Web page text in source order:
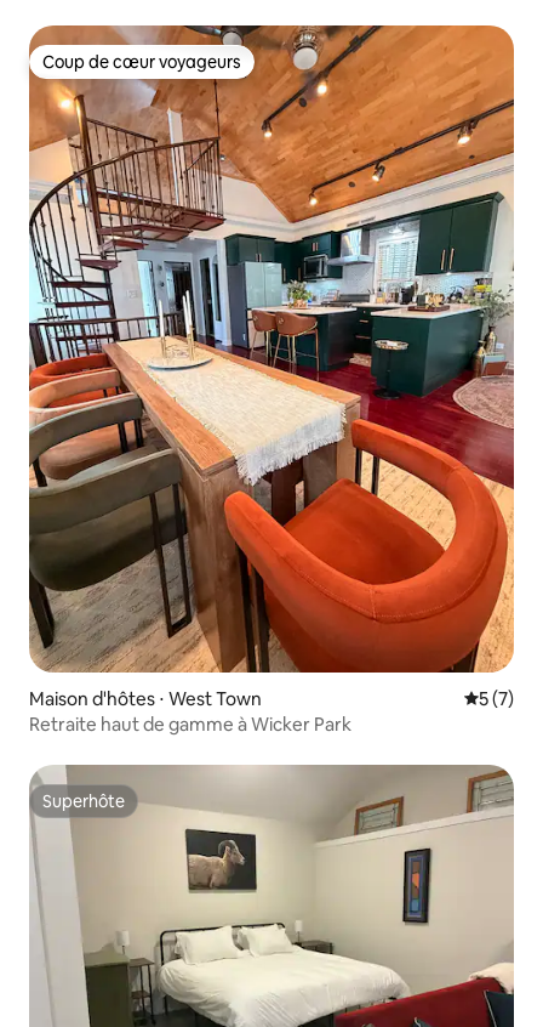
Coup de cœur voyageurs
Coup de cœur voyageurs
Maison d'hôtes ⋅ West Town
5 (7)
Retraite haut de gamme à Wicker Park
Superhôte
Superhôte